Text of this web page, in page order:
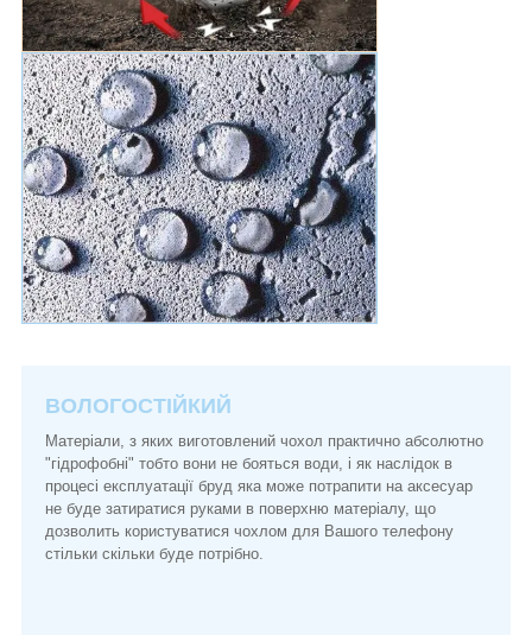
ВОЛОГОСТІЙКИЙ
Матеріали, з яких виготовлений чохол практично абсолютно
"гідрофобні" тобто вони не бояться води, і як наслідок в
процесі експлуатації бруд яка може потрапити на аксесуар
не буде затиратися руками в поверхню матеріалу, що
дозволить користуватися чохлом для Вашого телефону
стільки скільки буде потрібно.